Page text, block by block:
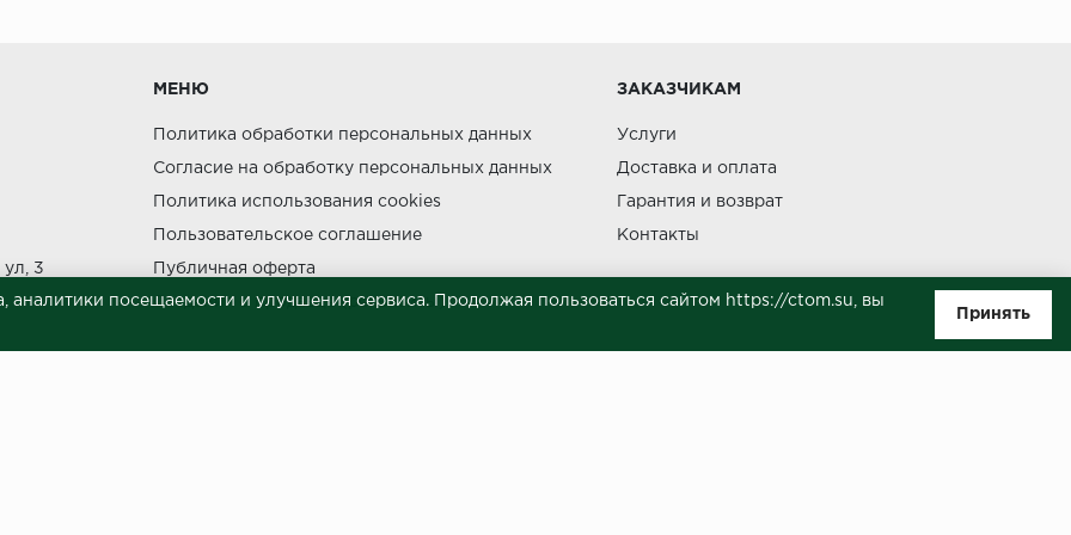
3
МЕНЮ
Политика обработки персональных данных
Согласие на обработку персональных данных
Политика использования cookies
Пользовательское соглашение
Публичная оферта
Сведения о продавце (реквизиты)
ЗАКАЗЧИКАМ
Услуги
Доставка и оплата
Гарантия и возврат
Контакты
посещаемости и улучшения сервиса. Продолжая пользоваться сайтом https://ctom.su, вы
Принять